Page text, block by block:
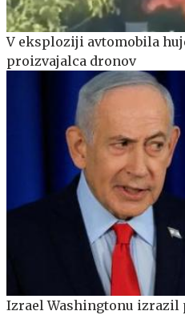
V eksploziji avtomobila
proizvajalca dronov
Izrael Washingtonu izrazil